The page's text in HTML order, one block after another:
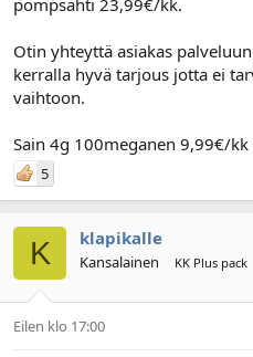
pompsahti 23,99€/kk.
Otin yhteyttä asiakas
kerralla hyvä tarjous jotta ei
vaihtoon.
Sain 4g 100meganen 9,99€/
5
K klapikalle
Kansalainen KK Plus pack
Eilen klo 17:00